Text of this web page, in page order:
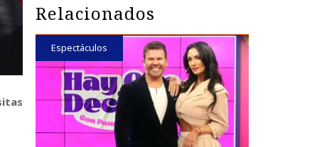
Relacionados
Espectáculos